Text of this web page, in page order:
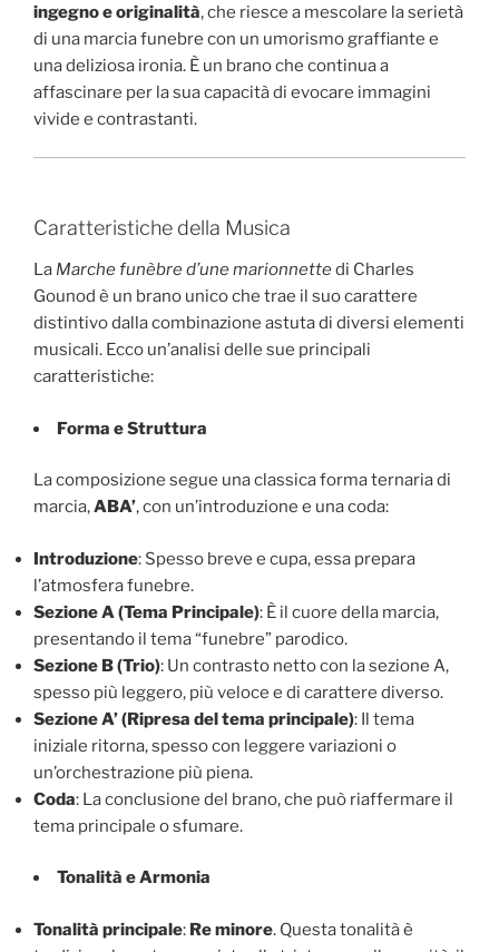
ingegno e originalità, che riesce a mescolare la serietà
di una marcia funebre con un umorismo graffiante e
una deliziosa ironia. È un brano che continua a
affascinare per la sua capacità di evocare immagini
vivide e contrastanti.
Caratteristiche della Musica
La Marche funèbre d’une marionnettedi Charles
Gounod è un brano unico che trae il suo carattere
distintivo dalla combinazione astuta di diversi elementi
musicali. Ecco un’analisi delle sue principali
caratteristiche:
Forma e Struttura
La composizione segue una classica forma ternaria di
marcia,ABA’, con un’introduzione e una coda:
Introduzione: Spesso breve e cupa, essa prepara
l’atmosfera funebre.
Sezione A (Tema Principale): È il cuore della marcia,
presentando il tema “funebre” parodico.
Sezione B (Trio): Un contrasto netto con la sezione A,
spesso più leggero, più veloce e di carattere diverso.
Sezione A’ (Ripresa del tema principale): Il tema
iniziale ritorna, spesso con leggere variazioni o
un’orchestrazione più piena.
Coda: La conclusione del brano, che può riaffermare il
tema principale o sfumare.
Tonalità e Armonia
Tonalità principale: Re minore. Questa tonalità è